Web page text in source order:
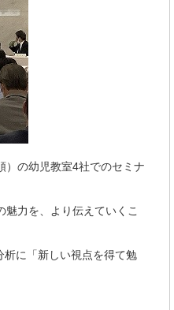
）の幼児教室4社でのセミナ
力を、より伝えていくこ
に「新しい視点を得て勉